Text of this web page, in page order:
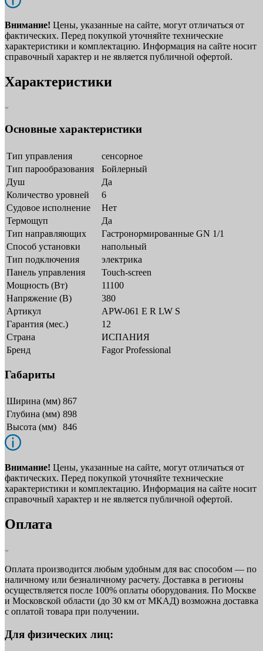
Внимание! Цены, указанные на сайте, могут отличаться от
фактических. Перед покупкой уточняйте технические
характеристики и комплектацию. Информация на сайте носит
справочный характер и не является публичной офертой.
Характеристики
Основные характеристики
Тип управления
сенсорное
Тип парообразования
Бойлерный
Душ
Да
Количество уровней
6
Судовое исполнение
Нет
Термощуп
Да
Тип направляющих
Гастронормированные GN 1/1
Способ установки
напольный
Тип подключения
электрика
Панель управления
Touch-screen
Мощность (Вт)
11100
Напряжение (В)
380
Артикул
APW-061 E R LW S
Гарантия (мес.)
12
Страна
ИСПАНИЯ
Бренд
Fagor Professional
Габариты
Ширина (мм) 867
Глубина (мм) 898
Высота (мм)
846
Внимание! Цены, указанные на сайте, могут отличаться от
фактических. Перед покупкой уточняйте технические
характеристики и комплектацию. Информация на сайте носит
справочный характер и не является публичной офертой.
Оплата
Оплата производится любым удобным для вас способом — по
наличному или безналичному расчету. Доставка в регионы
осуществляется после 100% оплаты оборудования. По Москве
и Московской области (до 30 км от МКАД) возможна доставка
с оплатой товара при получении.
Для физических лиц: